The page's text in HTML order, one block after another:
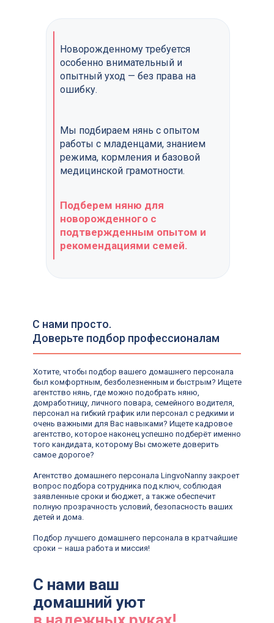
Новорожденному требуется
особенно внимательный и
опытный уход — без права на
ошибку.
Мы подбираем нянь с опытом
работы с младенцами, знанием
режима, кормления и базовой
медицинской грамотности.
Подберем няню для
новорожденного с
подтвержденным опытом и
рекомендациями семей.
Хотите, чтобы подбор вашего домашнего персонала
был комфортным, безболезненным и быстрым? Ищете
агентство нянь, где можно подобрать няню,
домработницу, личного повара, семейного водителя,
персонал на гибкий график или персонал с редкими и
очень важными для Вас навыками? Ищете кадровое
агентство, которое наконец успешно подберёт именно
того кандидата, которому Вы сможете доверить
самое дорогое?
Агентство домашнего персонала LingvoNanny закроет
вопрос подбора сотрудника под ключ, соблюдая
заявленные сроки и бюджет, а также обеспечит
полную прозрачность условий, безопасность ваших
детей и дома.
Подбор лучшего домашнего персонала в кратчайшие
сроки – наша работа и миссия!
С нами ваш
домашний уют
С нами просто.
Доверьте подбор профессионалам
Написать нам
Написать нам
+7 (495) 120-30-55
Написать нам
Написать нам
+7 (912) 774-75-55
Для кандидатов:
Написать нам
Для клиентов:
Написать нам
Написать нам
ds@lingvonanny.ru
+7 (912) 774-75-55
Для кандидатов:
р-н Адмиралтейский, Сенной, Гражданская ул., 13-15
Офис в Санкт-Петербурге
Lingvo Nanny